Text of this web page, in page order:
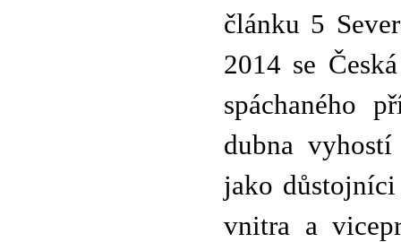
článku 5
2014 se
spáchaného
dubna
jako
vnitra a